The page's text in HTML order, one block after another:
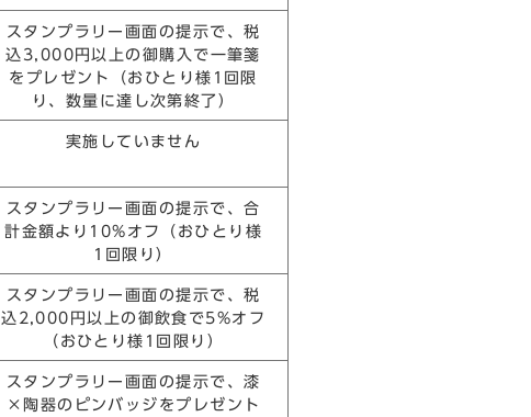
スタンプラリー画面の提示で、税
込3,000円以上の御購入で一筆箋
をプレゼント（おひとり様1回限
り、数量に達し次第終了）
実施していません
スタンプラリー画面の提示で、合
計金額より10%オフ（おひとり様
1回限り）
スタンプラリー画面の提示で、税
込2,000円以上の御飲食で5%オフ
（おひとり様1回限り）
スタンプラリー画面の提示で、漆
×陶器のピンバッジをプレゼント